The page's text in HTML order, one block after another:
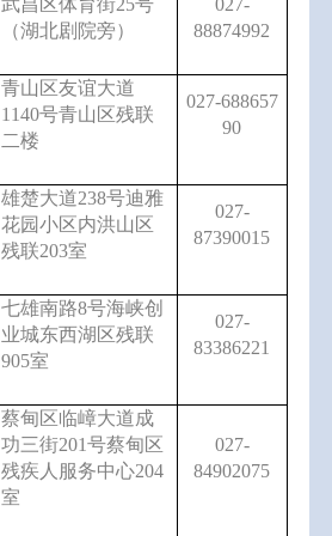
（湖北剧院旁）
88874992
青山区友谊大道
1140号青山区残联
二楼
027-688657
90
雄楚大道238号迪雅
花园小区内洪山区
残联203室
027-
87390015
七雄南路8号海峡创
业城东西湖区残联
905室
027-
83386221
蔡甸区临嶂大道成
功三街201号蔡甸区
残疾人服务中心204
室
027-
84902075